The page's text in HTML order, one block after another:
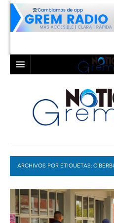
LAGUNA
TORREÓN
GÓMEZ PALACIO
LERDO
COAHUILA
DURANGO
DEPORTES
EXA
COLABORADORES
ARCHIVOS POR ETIQUETAS: